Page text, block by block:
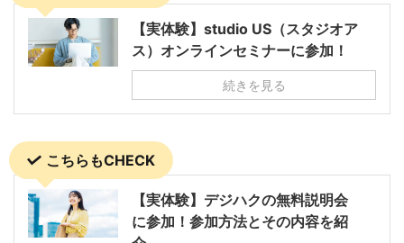
【実体験】studio US（スタジオア
ス）オンラインセミナーに参加！
続きを見る
こちらもCHECK
【実体験】デジハクの無料説明会
に参加！参加方法とその内容を紹